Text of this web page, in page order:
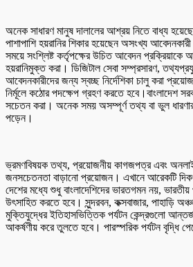
অনেক সাধারণ মানুষ দালালের আশ্রয় নিতে বাধ্য
পাশাপাশি হয়রানির শিকার হয়েছেন অসংখ্য
সময়ে সংশ্লিষ্ট কর্তৃপক্ষের উচিত আবেদন
হয়রানিমুক্ত করা। ডিজিটাল সেবা সম্প্রসারণ,
আবেদনকারীদের জন্য স্বচ্ছ নির্দেশিকা চালু করা
নির্মূলে কঠোর পদক্ষেপ গ্রহণ করতে হবে।বাংলাদেশ
সচেতন করা। অনেক সময় অসম্পূর্ণ তথ্য বা ভুল ধারণার
পড়েন।
ভ্রমণবিষয়ক তথ্য, প্রয়োজনীয় কাগজপত্র এবং
জনসচেতনতা বাড়ানো প্রয়োজন। এখানে আরেকটি দিকও
দেশের মধ্যে শুধু বাংলাদেশিদের ভারতগমন নয়,
উৎসাহিত করতে হবে। সুন্দরবন, কক্সবাজার, পাহাড়ি
মুক্তিযুদ্ধের ইতিহাসভিত্তিক পর্যটন কেন্দ্রগুলো
আকর্ষণীয় করে তুলতে হবে। পারস্পরিক পর্যটন বৃদ্ধি